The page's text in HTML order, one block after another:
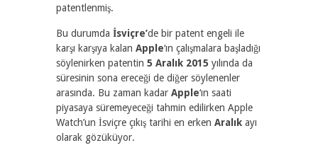
patentlenmiş.
Bu durumda İsviçre’de bir patent engeli ile
karşı karşıya kalan Apple‘ın çalışmalara başladığı
söylenirken patentin 5 Aralık 2015 yılında da
süresinin sona ereceği de diğer söylenenler
arasında. Bu zaman kadar Apple‘ın saati
piyasaya süremeyeceği tahmin edilirken Apple
Watch’un İsviçre çıkış tarihi en erken Aralık ayı
olarak gözüküyor.